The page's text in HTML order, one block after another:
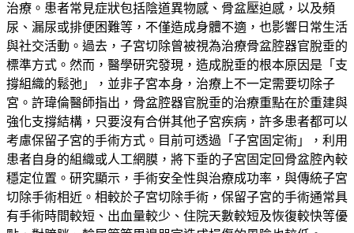
治療。患者常見症狀包括陰道異物感、骨盆壓迫感，以及頻
尿、漏尿或排便困難等，不僅造成身體不適，也影響日常生活
與社交活動。過去，子宮切除曾被視為治療骨盆腔器官脫垂的
標準方式。然而，醫學研究發現，造成脫垂的根本原因是「支
撐組織的鬆弛」，並非子宮本身，治療上不一定需要切除子
宮。許瑋倫醫師指出，骨盆腔器官脫垂的治療重點在於重建與
強化支撐結構，只要沒有合併其他子宮疾病，許多患者都可以
考慮保留子宮的手術方式。目前可透過「子宮固定術」，利用
患者自身的組織或人工網膜，將下垂的子宮固定回骨盆腔內較
穩定位置。研究顯示，手術安全性與治療成功率，與傳統子宮
切除手術相近。相較於子宮切除手術，保留子宮的手術通常具
有手術時間較短、出血量較少、住院天數較短及恢復較快等優